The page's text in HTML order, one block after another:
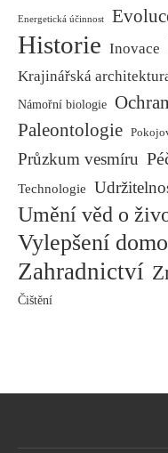
Energetická účinnost
Historie Inovace
Krajinářská
Námořní biologie
Paleontologie
Průzkum vesmíru
Technologie
Umění věd o
Vylepšení
Zahradnictví
Čištění